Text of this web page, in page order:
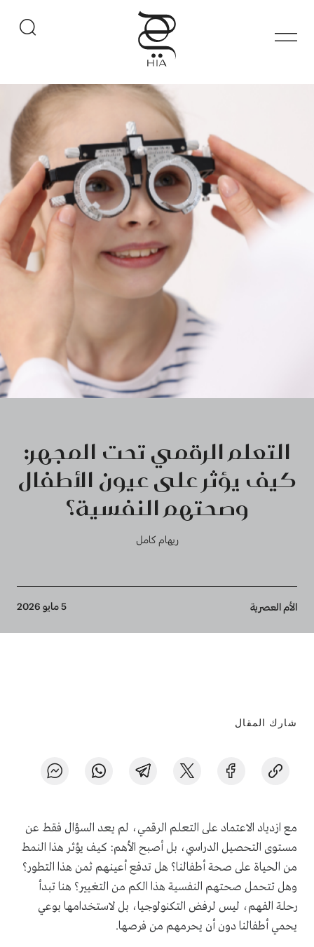
التعلم الرقمي تحت المجهر:
كيف يؤثر على عيون الأطفال
وصحتهم النفسية؟
ريهام كامل
Breadcrumb
الأم العصرية 5 مايو 2026
شارك المقال
مع ازدياد الاعتماد على التعلم الرقمي، لم يعد السؤال فقط عن
مستوى التحصيل الدراسي، بل أصبح الأهم: كيف يؤثر هذا النمط
من الحياة على صحة أطفالنا؟ هل تدفع أعينهم ثمن هذا التطور؟
وهل تتحمل صحتهم النفسية هذا الكم من التغيير؟ هنا تبدأ
رحلة الفهم، ليس لرفض التكنولوجيا، بل لاستخدامها بوعي
يحمي أطفالنا دون أن يحرمهم من فرصها.